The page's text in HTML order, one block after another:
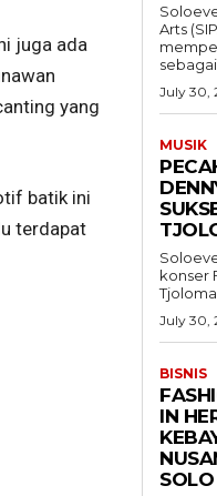
juga ada
yang
batik ini
terdapat
Arts
sebagai...
July 30,
MUSIK
konser
July 30,
BISNIS
IN
SOLO